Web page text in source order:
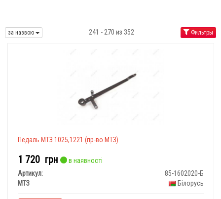
за назвою 241 - 270 из 352 Фильтры
Педаль МТЗ 1025,1221 (пр-во МТЗ)
1 720 грн
в наявності
Артикул:
85-1602020-Б
МТЗ
Білорусь